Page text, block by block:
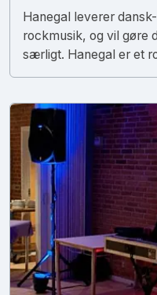
Hanegal leverer
rockmusik, og vil gøre
særligt. Hanegal er et